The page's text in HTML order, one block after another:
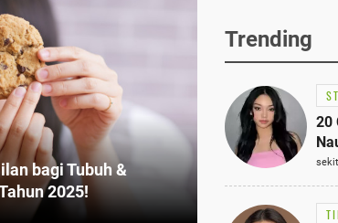
bagi Tubuh &
2025!
Trending
20